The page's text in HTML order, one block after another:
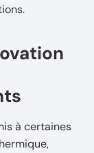
à certaines